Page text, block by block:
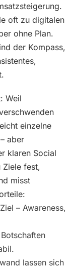
oft zu digitalen
ohne Plan.
der Kompass,
Weil
einzelne
aber
klaren Social
Ziele fest,
misst
– Awareness,
lassen sich